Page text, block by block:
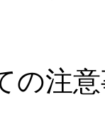
の注